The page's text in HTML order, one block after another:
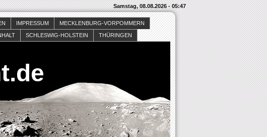
Samstag, 08.08.2026 - 05:47
IMPRESSUM
MECKLENBURG-VORPOMMERN
SCHLESWIG-HOLSTEIN THÜRINGEN